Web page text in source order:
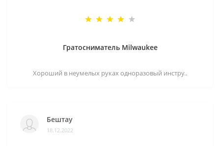
Гратосниматель Milwaukee
Хороший в неумелых руках одноразовый инстру..
Бештау
18.12.2022